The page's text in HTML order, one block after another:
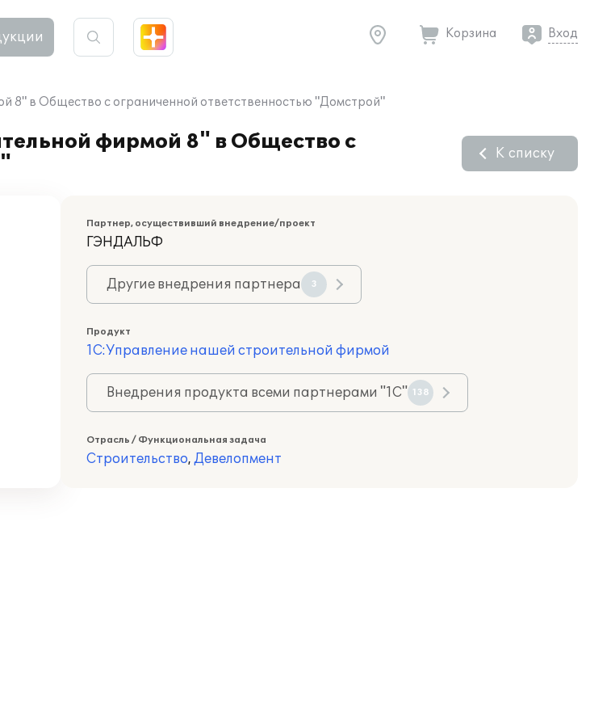
Корзина Вход
8" в Общество с ограниченной ответственностью "Домстрой"
фирмой 8" в Общество с
К списку
Партнер, осуществивший внедрение/проект
ГЭНДАЛЬФ
Другие внедрения партнера 3
Продукт
1С:Управление нашей строительной фирмой
Внедрения продукта всеми партнерами "1С" 138
Отрасль / Функциональная задача
Строительство, Девелопмент